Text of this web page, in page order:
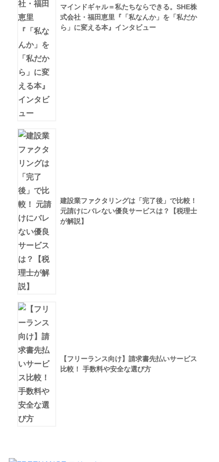
マインドギャル＝私たちならできる。SHE株
式会社・福田恵里『「私なんか」を「私だか
ら」に変える本』インタビュー
建設業ファクタリングは「完了後」で比較！
元請けにバレない優良サービスは？【税理士
が解説】
【フリーランス向け】請求書先払いサービス
比較！ 手数料や安全な選び方